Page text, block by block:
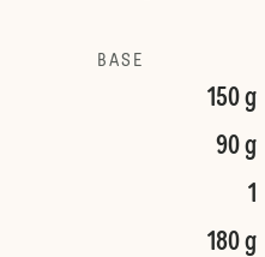
BASE
150 g
90 g
1
180 g